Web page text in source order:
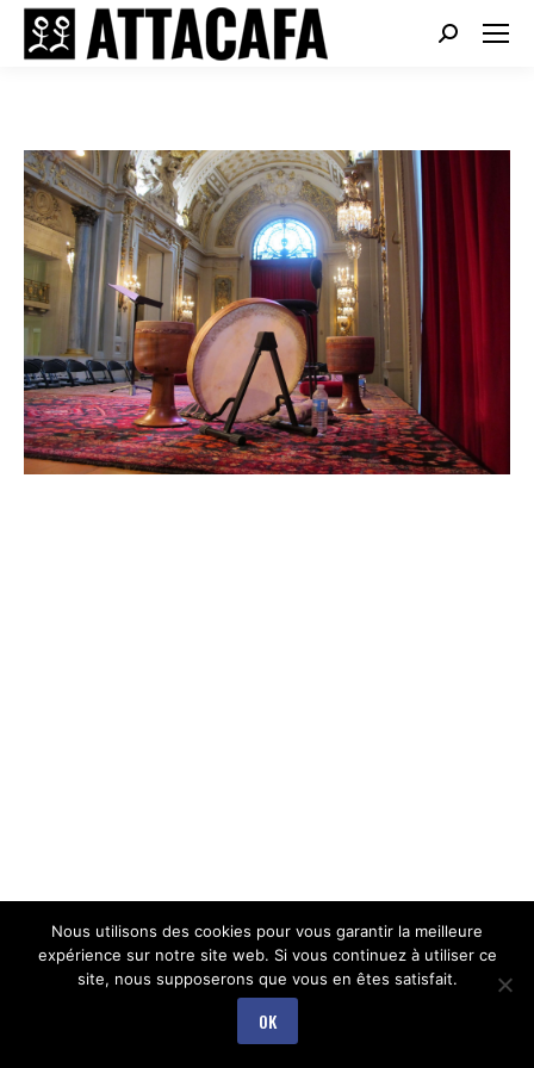
Search:
Nous utilisons des cookies pour vous garantir la meilleure
expérience sur notre site web. Si vous continuez à utiliser ce
site, nous supposerons que vous en êtes satisfait.
OK